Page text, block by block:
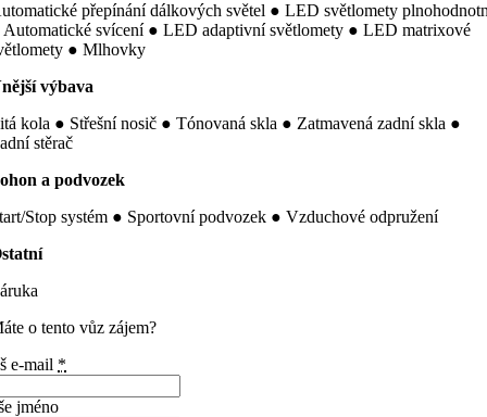
přepínání dálkových světel ● LED světlomety
Automatické svícení ● LED adaptivní světlomety ● LED matrixové
● Mlhovky
výbava
kola ● Střešní nosič ● Tónovaná skla ● Zatmavená zadní skla ●
stěrač
a podvozek
Stop systém ● Sportovní podvozek ● Vzduchové odpružení
o tento vůz zájem?
e-mail *
jméno